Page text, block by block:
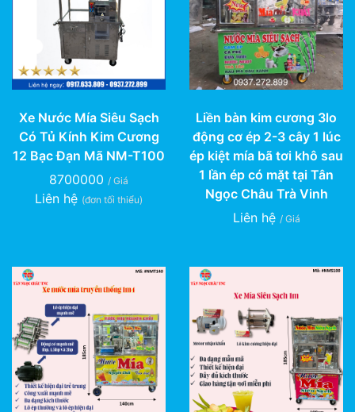
Xe Nước Mía Siêu Sạch
Có Tủ Kính Kim Cương
12 Bạc Đạn Mã NM-T100
8700000 / Giá
Liên hệ (đơn tối thiểu)
Liền bàn kim cương 3lo
động cơ ép 2-3 cây 1 lúc
ép kiệt mía bã tơi khô sau
1 lần ép có mặt tại Tân
Ngọc Châu Trà Vinh
Liên hệ / Giá